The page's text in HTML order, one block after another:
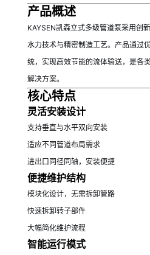
产品概述
KAYSEN凯森立式多级管道泵采用创
水力技术与精密制造工艺。产品通过
统，实现高效节能的流体输送，是各
解决方案。
核心特点
灵活安装设计
支持垂直与水平双向安装
适应不同管道布局需求
进出口同径同轴，安装便捷
便捷维护结构
模块化设计，无需拆卸管路
快速拆卸转子部件
大幅简化维护流程
智能运行模式